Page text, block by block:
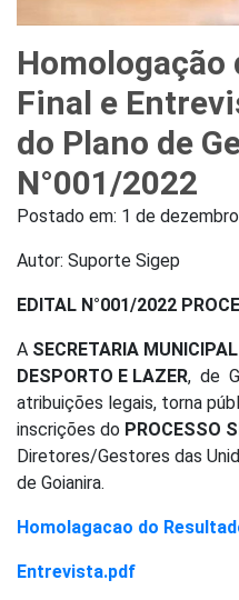
Homologação
Final e
do Plano de
N°001/2022
Postado em: 1 de
Autor: Suporte Sigep
EDITAL N°001/2022
A SECRETARIA
DESPORTO E LAZER, de
atribuições legais, torna
inscrições do PROCESSO
Diretores/Gestores das
de Goianira.
Homolagacao do
Entrevista.pdf